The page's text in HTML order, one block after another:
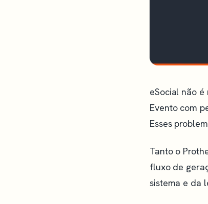
eSocial não
Evento com
Esses
Tanto o
fluxo de
sistema e da